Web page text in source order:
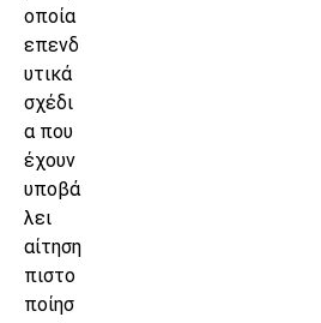
οποία
επενδ
υτικά
σχέδι
α που
έχουν
υποβά
λει
αίτηση
πιστο
ποίησ